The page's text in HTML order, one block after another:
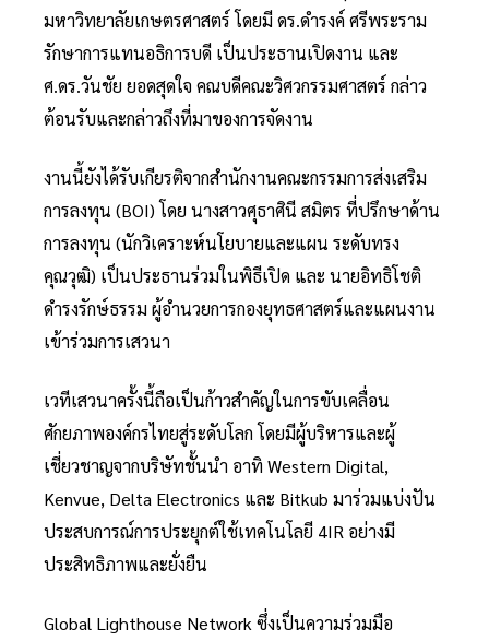
มหาวิทยาลัยเกษตรศาสตร์ โดยมี ดร.ดำรงค์ ศรีพระราม
รักษาการแทนอธิการบดี เป็นประธานเปิดงาน และ
ศ.ดร.วันชัย ยอดสุดใจ คณบดีคณะวิศวกรรมศาสตร์ กล่าว
ต้อนรับและกล่าวถึงที่มาของการจัดงาน
งานนี้ยังได้รับเกียรติจากสำนักงานคณะกรรมการส่งเสริม
การลงทุน (BOI) โดย นางสาวศุธาศินี สมิตร ที่ปรึกษาด้าน
การลงทุน (นักวิเคราะห์นโยบายและแผน ระดับทรง
คุณวุฒิ) เป็นประธานร่วมในพิธีเปิด และ นายอิทธิโชติ
ดำรงรักษ์ธรรม ผู้อำนวยการกองยุทธศาสตร์และแผนงาน
เข้าร่วมการเสวนา
เวทีเสวนาครั้งนี้ถือเป็นก้าวสำคัญในการขับเคลื่อน
ศักยภาพองค์กรไทยสู่ระดับโลก โดยมีผู้บริหารและผู้
เชี่ยวชาญจากบริษัทชั้นนำ อาทิ Western Digital,
Kenvue, Delta Electronics และ Bitkub มาร่วมแบ่งปัน
ประสบการณ์การประยุกต์ใช้เทคโนโลยี 4IR อย่างมี
ประสิทธิภาพและยั่งยืน
Global Lighthouse Network ซึ่งเป็นความร่วมมือ